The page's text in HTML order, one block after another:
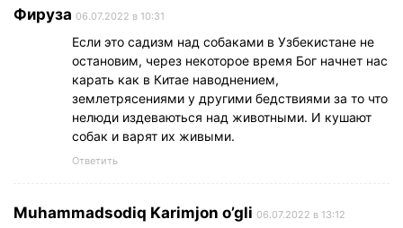
Фируза 06.07.2022 в 10:31
Если это садизм над собаками в Узбекистане не
остановим, через некоторое время Бог начнет нас
карать как в Китае наводнением,
землетрясениями у другими бедствиями за то что
нелюди издеваються над животными. И кушают
собак и варят их живыми.
Ответить
Muhammadsodiq Karimjon o’gli 06.07.2022 в 13:12